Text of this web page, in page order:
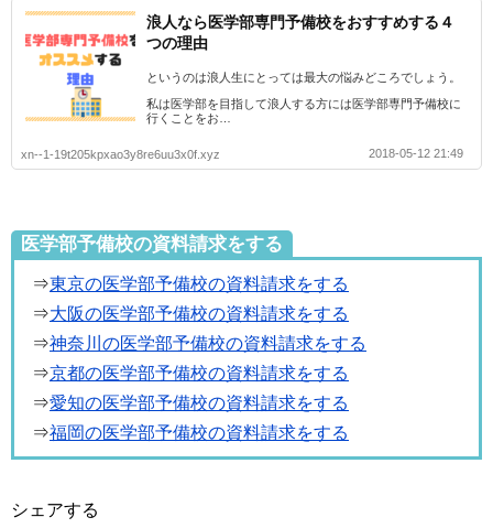
浪人なら医学部専門予備校をおすすめする４
つの理由
というのは浪人生にとっては最大の悩みどころでしょう。
私は医学部を目指して浪人する方には医学部専門予備校に
行くことをお…
xn--1-19t205kpxao3y8re6uu3x0f.xyz 2018-05-12 21:49
医学部予備校の資料請求をする
⇒東京の医学部予備校の資料請求をする
⇒大阪の医学部予備校の資料請求をする
⇒神奈川の医学部予備校の資料請求をする
⇒京都の医学部予備校の資料請求をする
⇒愛知の医学部予備校の資料請求をする
⇒福岡の医学部予備校の資料請求をする
シェアする